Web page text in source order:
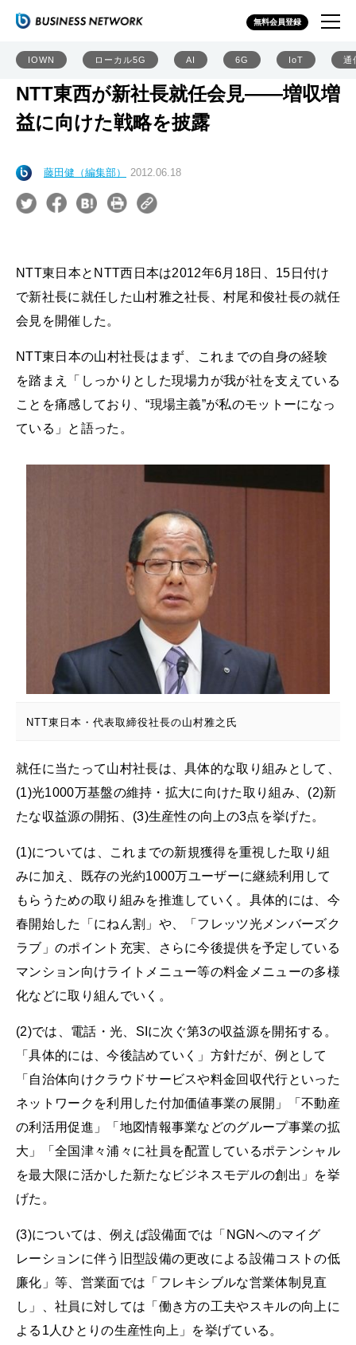
無料会員登録
IOWN ローカル5G AI 6G IoT 通
NTT東西が新社長就任会見――増収増
益に向けた戦略を披露
藤田健（編集部） 2012.06.18
NTT東日本とNTT西日本は2012年6月18日、15日付け
で新社長に就任した山村雅之社長、村尾和俊社長の就任
会見を開催した。
NTT東日本の山村社長はまず、これまでの自身の経験
を踏まえ「しっかりとした現場力が我が社を支えている
ことを痛感しており、“現場主義”が私のモットーになっ
ている」と語った。
NTT東日本・代表取締役社長の山村雅之氏
就任に当たって山村社長は、具体的な取り組みとして、
(1)光1000万基盤の維持・拡大に向けた取り組み、(2)新
たな収益源の開拓、(3)生産性の向上の3点を挙げた。
(1)については、これまでの新規獲得を重視した取り組
みに加え、既存の光約1000万ユーザーに継続利用して
もらうための取り組みを推進していく。具体的には、今
春開始した「にねん割」や、「フレッツ光メンバーズク
ラブ」のポイント充実、さらに今後提供を予定している
マンション向けライトメニュー等の料金メニューの多様
化などに取り組んでいく。
(2)では、電話・光、SIに次ぐ第3の収益源を開拓する。
「具体的には、今後詰めていく」方針だが、例として
「自治体向けクラウドサービスや料金回収代行といった
ネットワークを利用した付加価値事業の展開」「不動産
の利活用促進」「地図情報事業などのグループ事業の拡
大」「全国津々浦々に社員を配置しているポテンシャル
を最大限に活かした新たなビジネスモデルの創出」を挙
げた。
(3)については、例えば設備面では「NGNへのマイグ
レーションに伴う旧型設備の更改による設備コストの低
廉化」等、営業面では「フレキシブルな営業体制見直
し」、社員に対しては「働き方の工夫やスキルの向上に
よる1人ひとりの生産性向上」を挙げている。